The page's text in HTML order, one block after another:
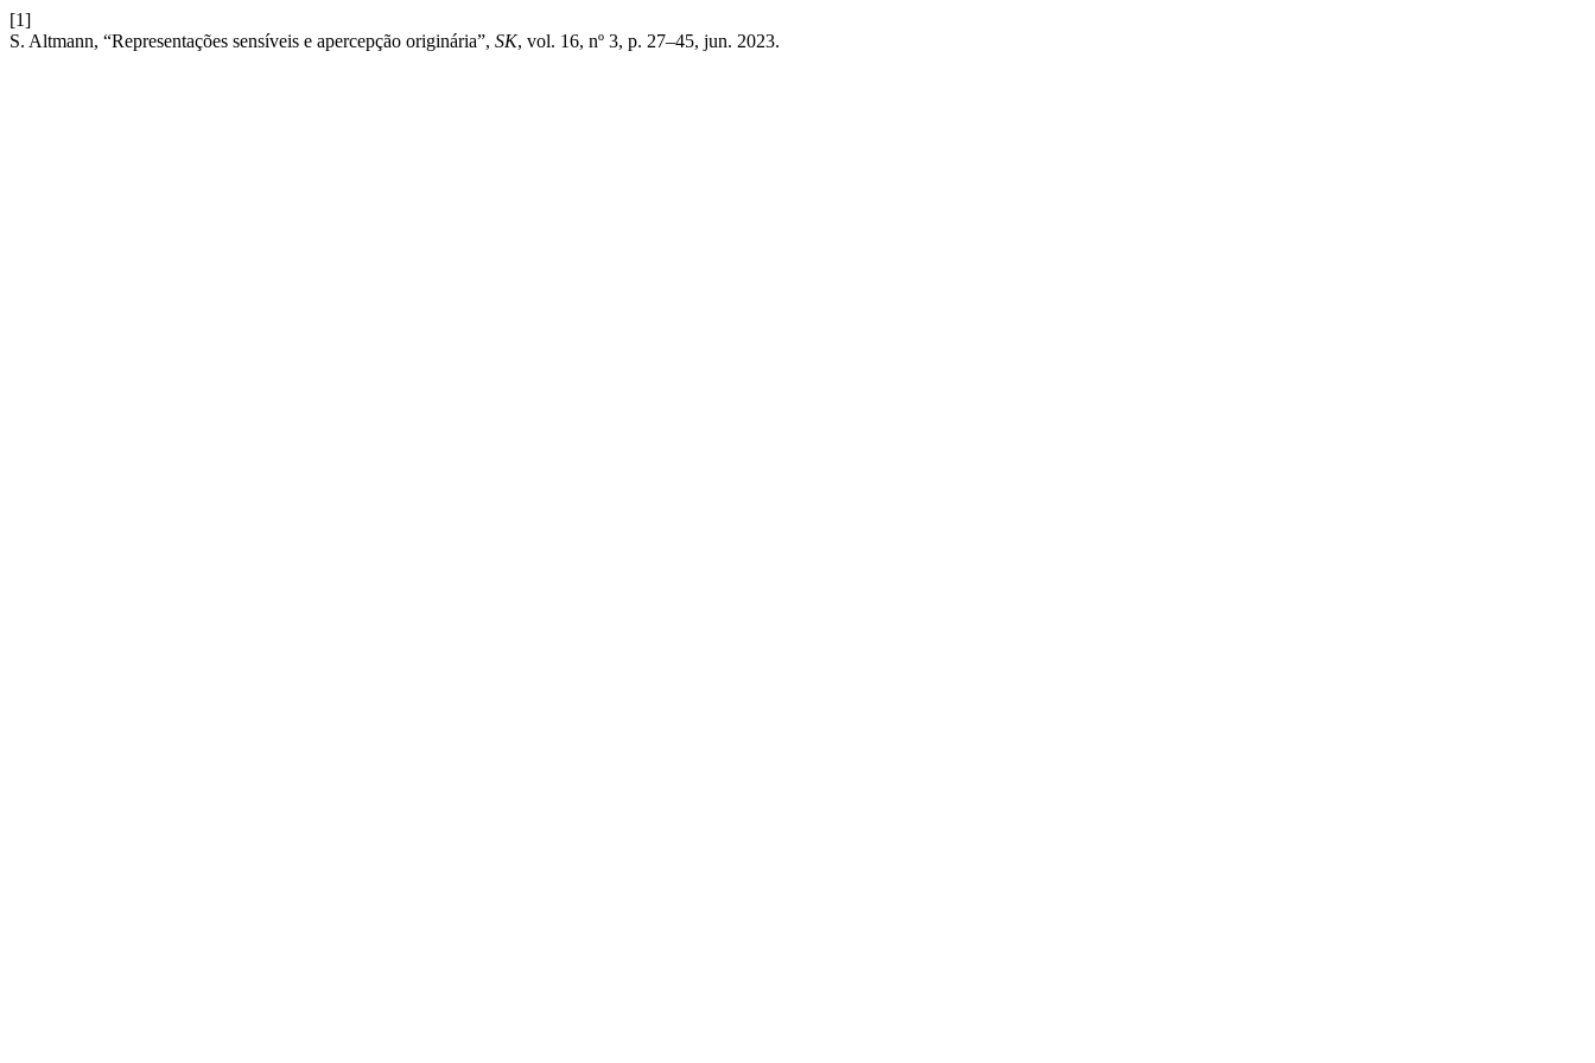
[1]
S. Altmann, “Representações sensíveis e apercepção originária”, SK, vol. 16, nº 3, p. 27–45, jun. 2023.